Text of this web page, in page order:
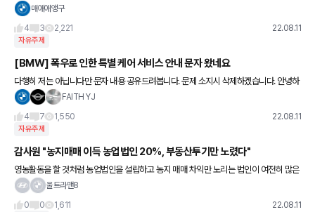
아봤는데 정말 빠졌네요... 대만에서 시승행사 진행중 앞바퀴가 빠졌
매애애앵구
4
3 2,221 22.08.11
자유주제
[BMW] 폭우로 인한 특별 케어 서비스 안내 문자 왔네요
다행히 저는 아닙니다만 문자 내용 공유드려봅니다. 문제 소지시 삭제하겠습니다. 안녕하
세요, 고객님. BMW 코리아입니다. 이번 주 곳곳에 내린 집중호우로 많은 피해가 발생했 FAITH YJ
4
7 1,550 22.08.11
자유주제
감사원 "농지매매 이득 농업법인 20%, 부동산투기만 노렸다"
영농활동을 할 것처럼 농업법인을 설립하고 농지 매매 차익만 노리는 법인이 여전히 많은
데도 관리가 부실하다는 감사원 지적이 나왔다. 감사원이 2018년부터 작년 7월까지 농
울트라맨8
0
0 1,611 22.08.11